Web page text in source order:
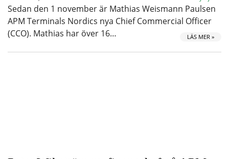
Sedan den 1 november är Mathias Weismann Paulsen
APM Terminals Nordics nya Chief Commercial Officer
(CCO). Mathias har över 16…
LÄS MER »